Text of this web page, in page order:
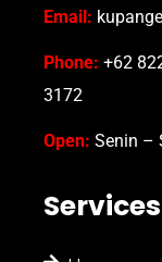
Email:
Phone: +62
3172
Open: Senin –
Services